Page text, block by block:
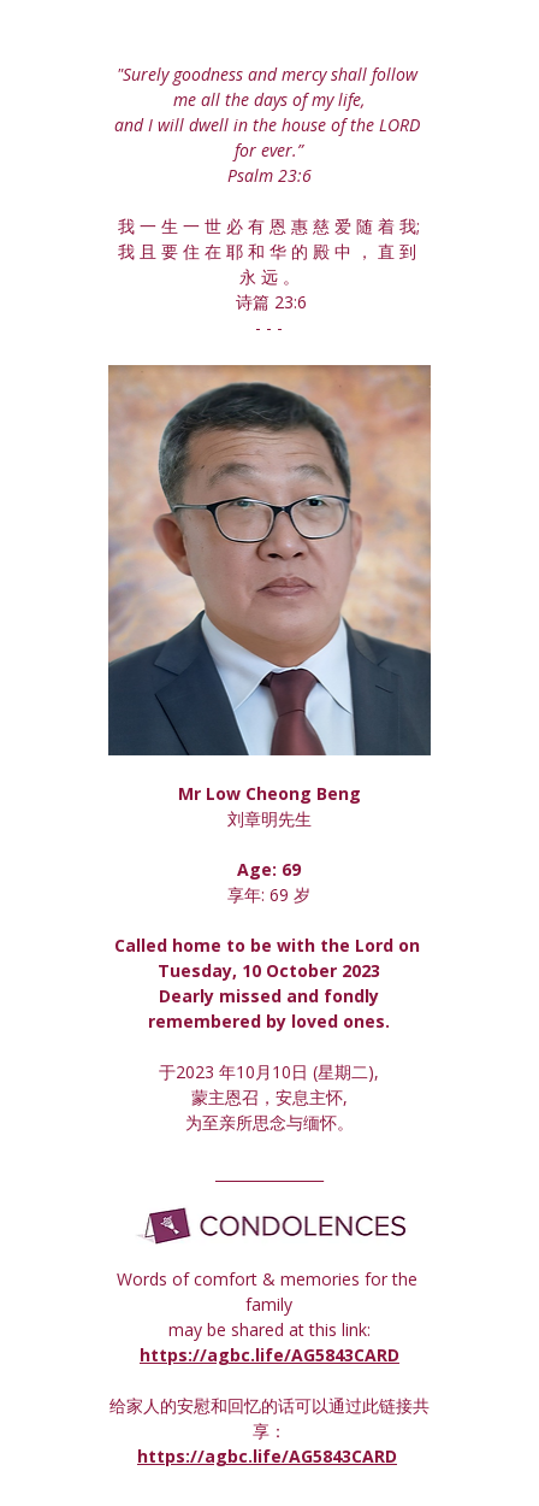
"Surely goodness and mercy shall follow
me all the days of my life,
and I will dwell in the house of the LORD
for ever.”
Psalm 23:6
我 一 生 一 世 必 有 恩 惠 慈 爱 随 着 我;
我 且 要 住 在 耶 和 华 的 殿 中 ， 直 到
永 远 。
诗篇 23:6
- - -
Mr Low Cheong Beng
刘章明先生
Age: 69
享年: 69 岁
Called home to be with the Lord on
Tuesday, 10 October 2023
Dearly missed and fondly
remembered by loved ones.
于2023 年10月10日 (星期二),
蒙主恩召，安息主怀,
为至亲所思念与缅怀。
Words of comfort & memories for the
family
may be shared at this link:
https://agbc.life/AG5843CARD
给家人的安慰和回忆的话可以通过此链接共
享：
https://agbc.life/AG5843CARD